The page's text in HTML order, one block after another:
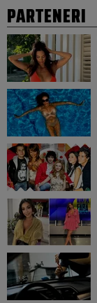
PARTENERI